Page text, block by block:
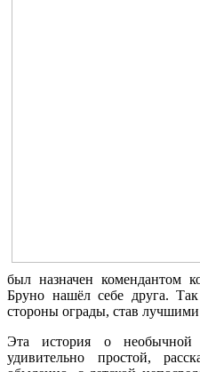
был назначен комендантом
Бруно нашёл себе друга.
стороны ограды, став
Эта история о необычной
удивительно простой,